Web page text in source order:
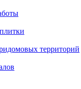
территорий